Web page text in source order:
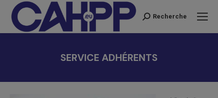
Recherche
Recherche
SERVICE ADHÉRENTS